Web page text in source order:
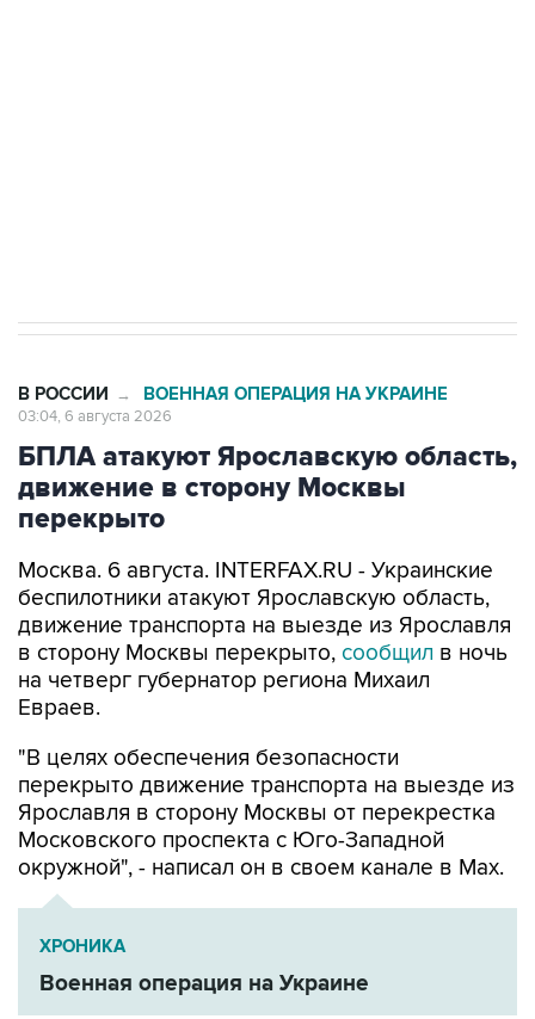
В РОССИИ → ВОЕННАЯ ОПЕРАЦИЯ НА УКРАИНЕ
03:04, 6 августа 2026
БПЛА атакуют Ярославскую область,
движение в сторону Москвы
перекрыто
Москва. 6 августа. INTERFAX.RU - Украинские
беспилотники атакуют Ярославскую область,
движение транспорта на выезде из Ярославля
в сторону Москвы перекрыто, сообщил в ночь
на четверг губернатор региона Михаил
Евраев.
"В целях обеспечения безопасности
перекрыто движение транспорта на выезде из
Ярославля в сторону Москвы от перекрестка
Московского проспекта с Юго-Западной
окружной", - написал он в своем канале в Мах.
ХРОНИКА
Военная операция на Украине